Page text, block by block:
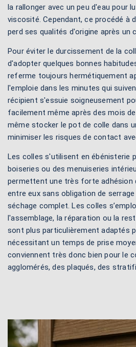
la rallonger avec un peu d'eau pour
viscosité. Cependant, ce procédé à
perd ses qualités d'origine après un
Pour éviter le durcissement de la
d'adopter quelques bonnes
referme toujours hermétiquement
l'emploie dans les minutes qui
récipient s'essuie soigneusement
facilement même après des mois
même stocker le pot de colle dans
minimiser les risques de contact
Les colles s'utilisent en ébénisterie
boiseries ou des menuiseries
permettent une très forte adhésion
entre eux sans obligation de
séchage complet. Les colles
l'assemblage, la réparation ou la
sont plus particulièrement adaptés
nécessitant un temps de prise
conviennent très donc bien pour le
agglomérés, des plaqués, des